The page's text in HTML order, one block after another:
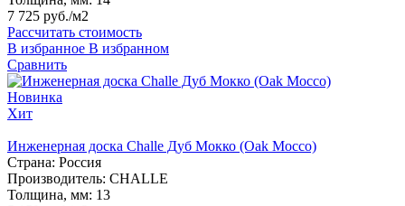
7 725 руб./м2
Рассчитать стоимость
В избранное В избранном
Сравнить
Новинка
Хит
Инженерная доска Challe Дуб Мокко (Oak Mocco)
Страна: Россия
Производитель: CHALLE
Толщина, мм: 13